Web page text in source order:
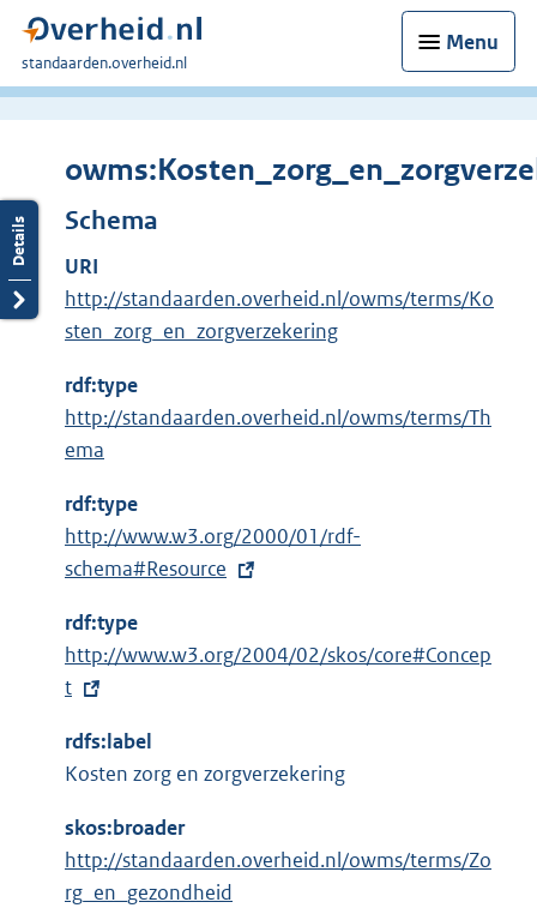
Menu
U
bent
standaarden.overheid.nl
Schema
URI
http://standaarden.overheid.nl/owms/terms/Ko
sten_zorg_en_zorgverzekering
rdf:type
http://standaarden.overheid.nl/owms/terms/Th
ema
rdf:type
E
x
e
r
n
l
n
k
:
http://www.w3.org/2000/01/rdf-
schema#Resource
rdf:type
E
x
e
r
n
e
http://www.w3.org/2004/02/skos/core#Concep
t
rdfs:label
Kosten zorg en zorgverzekering
skos:broader
http://standaarden.overheid.nl/owms/terms/Zo
rg_en_gezondheid